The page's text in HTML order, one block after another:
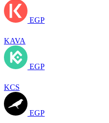
EGP
KAVA
EGP
KCS
EGP